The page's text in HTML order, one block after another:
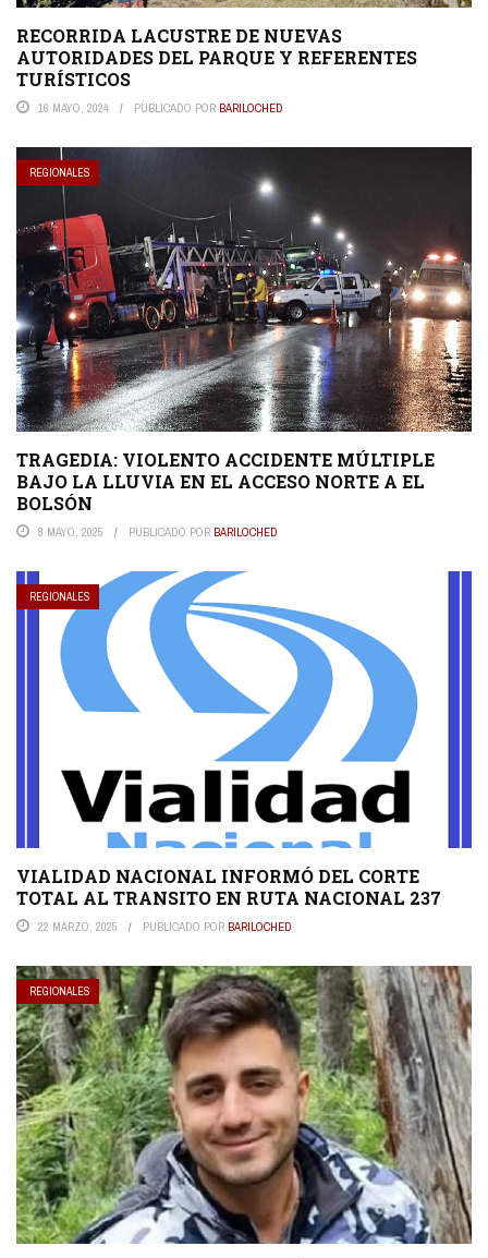
RECORRIDA LACUSTRE DE NUEVAS
AUTORIDADES DEL PARQUE Y REFERENTES
TURÍSTICOS
16 MAYO, 2024 PUBLICADO POR BARILOCHED
REGIONALES
TRAGEDIA: VIOLENTO ACCIDENTE MÚLTIPLE
BAJO LA LLUVIA EN EL ACCESO NORTE A EL
BOLSÓN
8 MAYO, 2025 PUBLICADO POR BARILOCHED
REGIONALES
VIALIDAD NACIONAL INFORMÓ DEL CORTE
TOTAL AL TRANSITO EN RUTA NACIONAL 237
22 MARZO, 2025 PUBLICADO POR BARILOCHED
REGIONALES